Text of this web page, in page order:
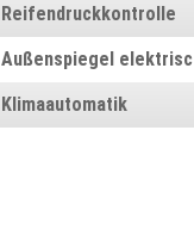
Reifendruckkontrolle
Außenspiegel
Klimaautomatik